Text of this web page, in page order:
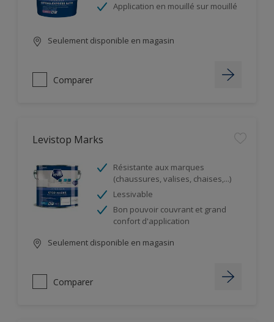
Application en mouillé sur mouillé
Seulement disponible en magasin
Comparer
Levistop Marks
Résistante aux marques
(chaussures, valises, chaises,...)
Lessivable
Bon pouvoir couvrant et grand
confort d'application
Seulement disponible en magasin
Comparer